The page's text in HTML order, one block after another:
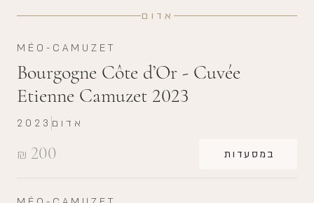
אדום
MÉO-CAMUZET
Bourgogne Côte d’Or - Cuvée
Etienne Camuzet 2023
₪ 200 במסעדות
2023 אדום